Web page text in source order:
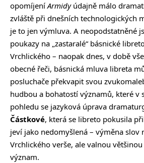
opomíjeníArmidyúdajně málo
zvláště při dnešních technologických
je to jen výmluva. A neopodstatněné
poukazy na „zastaralé“ básnické
Vrchlického – naopak dnes, v době
obecné řeči, básnická mluva libreta
posluchače překvapit svou
hudbou a bohatostí významů, které v
pohledu se jazyková úprava
Částkové, která se libreto pokusila
jeví jako nedomyšlená – výměna slov
Vrchlického verše, ale valnou
význam.